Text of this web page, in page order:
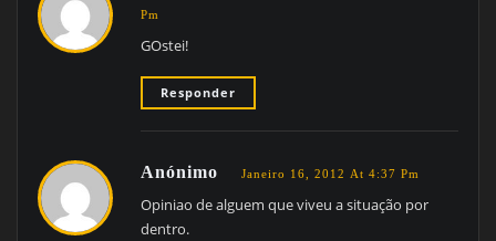
Pm
GOstei!
Responder
Anónimo Janeiro 16, 2012 At 4:37 Pm
Opiniao de alguem que viveu a situação por
dentro.